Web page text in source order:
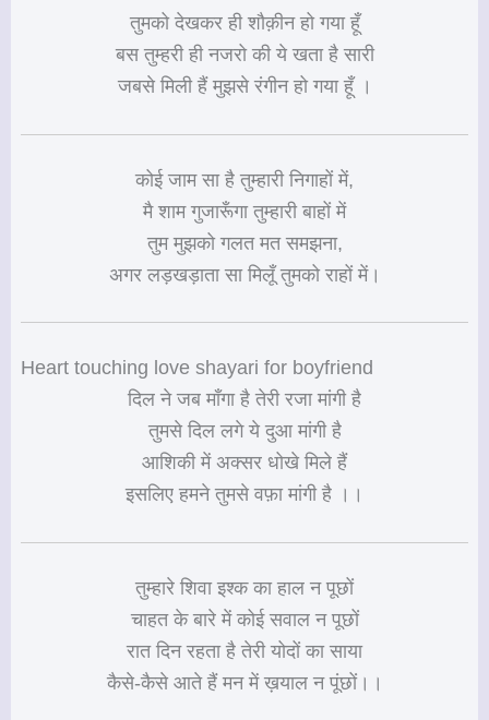
तुमको देखकर ही शौक़ीन हो गया हूँ
बस तुम्हरी ही नजरो की ये खता है सारी
जबसे मिली हैं मुझसे रंगीन हो गया हूँ ।
कोई जाम सा है तुम्हारी निगाहों में,
मै शाम गुजारूँगा तुम्हारी बाहों में
तुम मुझको गलत मत समझना,
अगर लड़खड़ाता सा मिलूँ तुमको राहों में।
Heart touching love shayari for boyfriend
दिल ने जब माँगा है तेरी रजा मांगी है
तुमसे दिल लगे ये दुआ मांगी है
आशिकी में अक्सर धोखे मिले हैं
इसलिए हमने तुमसे वफ़ा मांगी है ।।
तुम्हारे शिवा इश्क का हाल न पूछों
चाहत के बारे में कोई सवाल न पूछों
रात दिन रहता है तेरी योदों का साया
कैसे-कैसे आते हैं मन में ख़याल न पूंछों।।